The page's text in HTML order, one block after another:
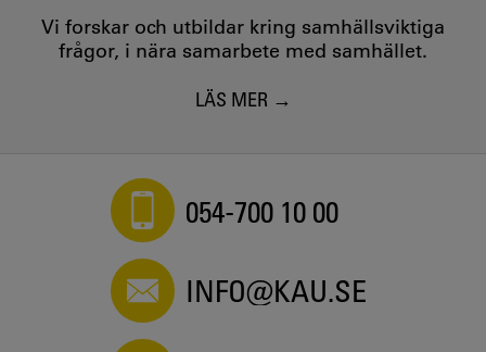
Vi forskar och utbildar kring samhällsviktiga
frågor, i nära samarbete med samhället.
LÄS MER
054-700 10 00
INFO@KAU.SE